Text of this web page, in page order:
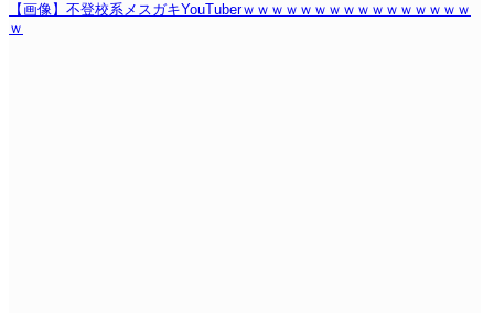
【画像】不登校系メスガキYouTuberｗｗｗｗｗｗｗｗｗｗｗｗｗｗｗｗ
ｗ